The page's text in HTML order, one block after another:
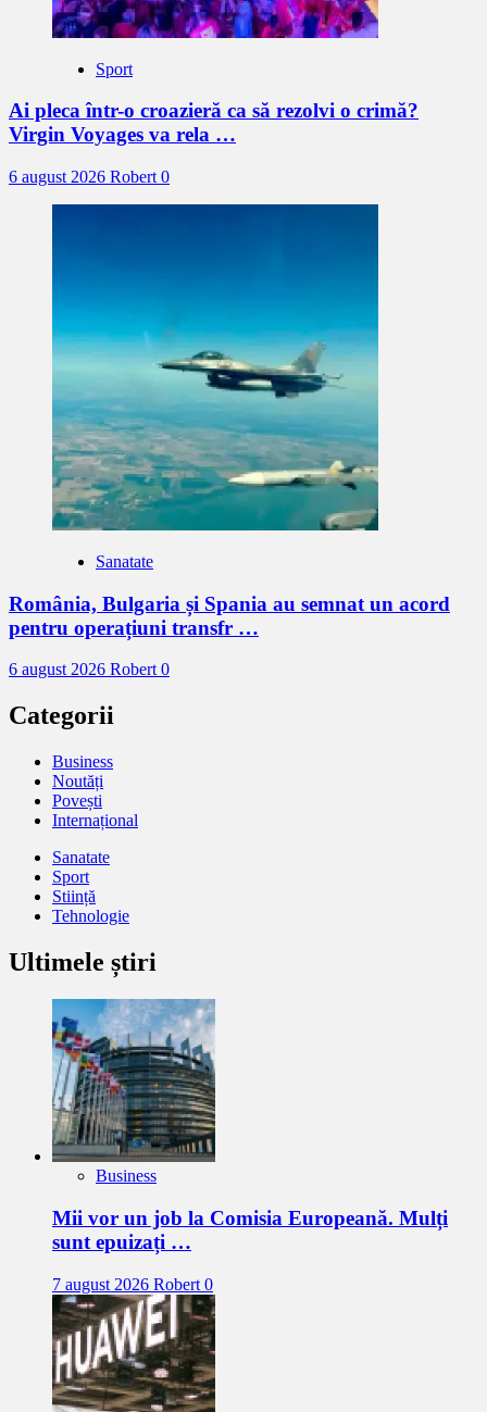
Sport
Ai pleca într-o croazieră ca să rezolvi o crimă?
Virgin Voyages va rela …
6 august 2026 Robert 0
Sanatate
România, Bulgaria și Spania au semnat un acord
pentru operațiuni transfr …
6 august 2026 Robert0
Categorii
Business
Noutăți
Povești
Internațional
Sanatate
Sport
Stiință
Tehnologie
Ultimele știri
Business
Mii vor un job la Comisia Europeană. Mulți
sunt epuizați …
7 august 2026 Robert 0